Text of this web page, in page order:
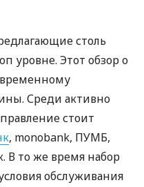
столь
уровне. Этот обзор о
Среди активно
стоит
, monobank, ПУМБ,
В то же время набор
обслуживания